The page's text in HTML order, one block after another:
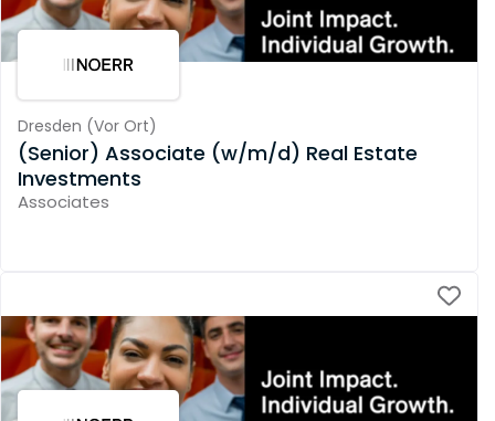
Dresden (Vor Ort)
(Senior) Associate (w/m/d) Real Estate
Investments
Associates